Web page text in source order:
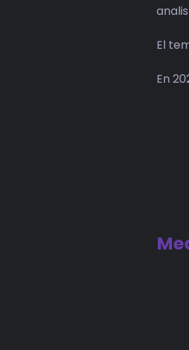
El
En